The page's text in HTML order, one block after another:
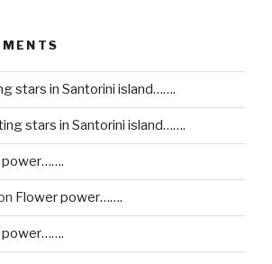
stars in Santorini island…….
stars in Santorini island…….
power…….
Flower power…….
power…….